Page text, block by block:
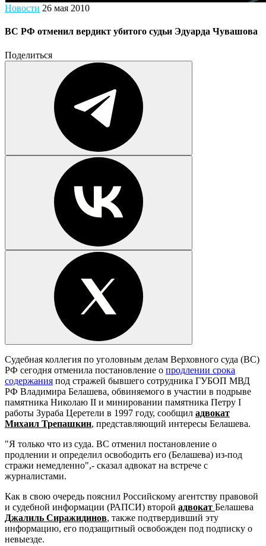
Новости 26 мая 2010
ВС РФ отменил вердикт убитого судьи Эдуарда Чувашова
Поделиться
Судебная коллегия по уголовным делам Верховного суда (ВС)
РФ сегодня отменила постановление о продлении срока
содержания под стражей бывшего сотрудника ГУБОП МВД
РФ Владимира Белашева, обвиняемого в участии в подрыве
памятника Николаю II и минировании памятника Петру I
работы Зураба Церетели в 1997 году, сообщил адвокат
Михаил Трепашкин, представляющий интересы Белашева.
"Я только что из суда. ВС отменил постановление о
продлении и определил освободить его (Белашева) из-под
стражи немедленно",- сказал адвокат на встрече с
журналистами.
Как в свою очередь пояснил Российскому агентству правовой
и судебной информации (РАПСИ) второй адвокат Белашева
Джалиль Сиражидинов, также подтвердивший эту
информацию, его подзащитный освобожден под подписку о
невыезде.